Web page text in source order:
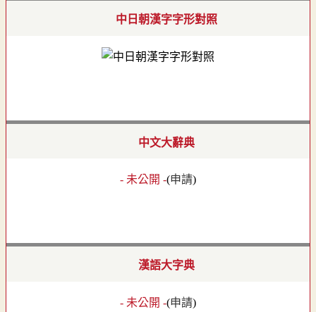
中日朝漢字字形對照
中文大辭典
- 未公開 -(申請)
漢語大字典
- 未公開 -(申請)